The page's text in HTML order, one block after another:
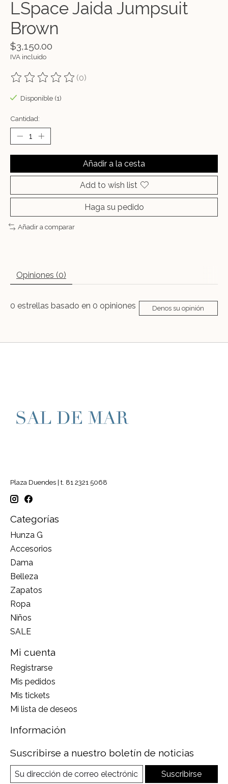
LSpace Jaida Jumpsuit
Brown
$3,150.00
IVA incluido
The rating of this product is
(0)
Disponible (1)
Cantidad:
Añadir a la cesta
Add to wish list
Haga su pedido
Añadir a comparar
Opiniones (0)
0 estrellas basado en 0 opiniones Denos su opinión
Plaza Duendes | t. 81 2321 5068
Categorías
Hunza G
Accesorios
Dama
Belleza
Zapatos
Ropa
Niños
SALE
Mi cuenta
Registrarse
Mis pedidos
Mis tickets
Mi lista de deseos
Información
Suscribirse a nuestro boletín de noticias
Suscribirse